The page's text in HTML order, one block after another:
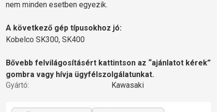
nem minden esetben egyezik.
A következő gép típusokhoz jó:
Kobelco SK300, SK400
Bővebb felvilágosításért kattintson az “ajánlatot kérek”
gombra vagy hívja ügyfélszolgálatunkat.
Gyártó:
Kawasaki